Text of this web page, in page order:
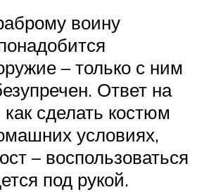
воину
– только с ним
Ответ на
сделать костюм
условиях,
– воспользоваться
под рукой.